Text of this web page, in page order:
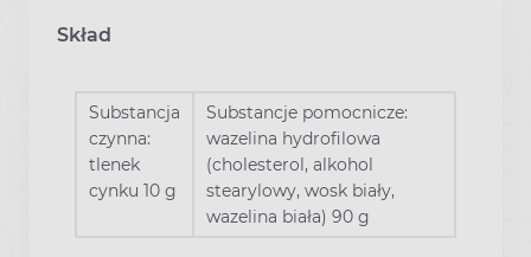
Skład
Substancja
czynna:
tlenek
cynku 10 g
Substancje pomocnicze:
wazelina hydrofilowa
(cholesterol, alkohol
stearylowy, wosk biały,
wazelina biała) 90 g